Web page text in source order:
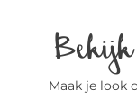
Maak je look